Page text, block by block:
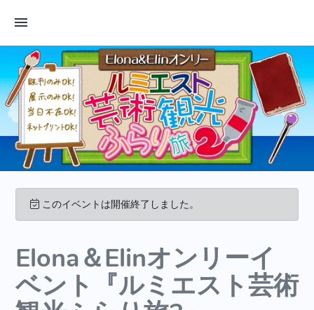
このイベントは開催終了しました。
Elona＆Elinオンリーイ
ベント『ルミエスト芸術